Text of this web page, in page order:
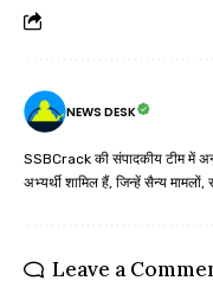
NEWS DESK
SSBCrack की संपादकीय टीम में
अभ्यर्थी शामिल हैं, जिन्हें सैन्य मामलों,
Leave a